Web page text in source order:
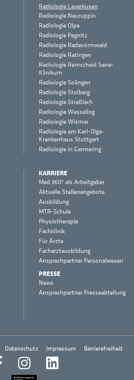
Radiologie Leverkusen
Radiologie Neuruppin
Radiologie Olpe
Radiologie Pegnitz
Radiologie Radevormwald
Radiologie Ratingen
Radiologie Remscheid Sana-
Klinikum
Radiologie Solingen
Radiologie Stolberg
Radiologie Straßlach
Radiologie Wesseling
Radiologie Wismar
Radiologie am Karl-Olga-
Krankenhaus Stuttgart
Radiologie in Germering
KARRIERE
Med 360° als Arbeitgeber
Aktuelle Stellenangebote
Ausbildung
MTR-Schule
Physiotherapie
Fachklinik
Für Ärzte
Facharztausbildung
Ansprechpartner Personalwesen
PRESSE
News
Ansprechpartner Presseabteilung
Datenschutz Impressum Barrierefreiheit
Facebook
Instagram
LinkedIn